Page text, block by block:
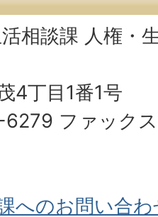
相談課 人権・
4丁目1番1号
ファック
へのお問い合